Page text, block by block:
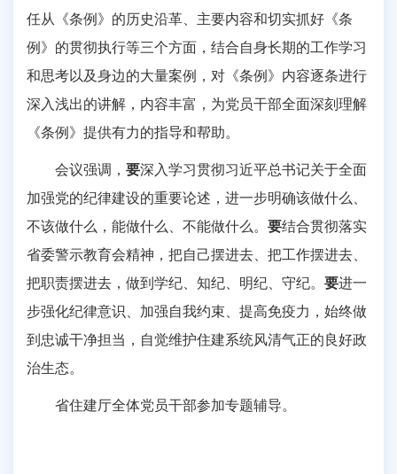
任从《条例》的历史沿革、主要内容和切实抓好《条
例》的贯彻执行等三个方面，结合自身长期的工作学习
和思考以及身边的大量案例，对《条例》内容逐条进行
深入浅出的讲解，内容丰富，为党员干部全面深刻理解
《条例》提供有力的指导和帮助。
会议强调， 要深入学习贯彻习近平总书记关于全面
加强党的纪律建设的重要论述，进一步明确该做什么、
不该做什么，能做什么、不能做什么。 要结合贯彻落实
省委警示教育会精神，把自己摆进去、把工作摆进去、
把职责摆进去，做到学纪、知纪、明纪、守纪。 要进一
步强化纪律意识、加强自我约束、提高免疫力，始终做
到忠诚干净担当，自觉维护住建系统风清气正的良好政
治生态。
省住建厅全体党员干部参加专题辅导。